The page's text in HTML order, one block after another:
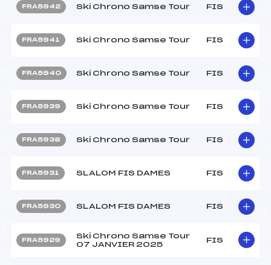
FRA5942 Ski Chrono Samse Tour FIS
FRA5941 Ski Chrono Samse Tour FIS
FRA5940 Ski Chrono Samse Tour FIS
FRA5939 Ski Chrono Samse Tour FIS
FRA5938 Ski Chrono Samse Tour FIS
FRA5931 SLALOM FIS DAMES FIS
FRA5930 SLALOM FIS DAMES FIS
FRA5929
Ski Chrono Samse Tour
07 JANVIER 2025
FIS